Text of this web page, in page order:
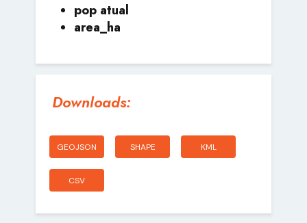
pop atual
area_ha
Downloads:
GEOJSON SHAPE KML
CSV